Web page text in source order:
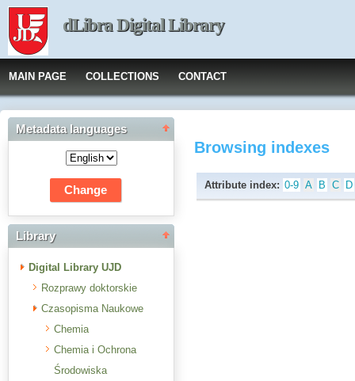
dLibra Digital Library
MAIN PAGE COLLECTIONS CONTACT
Metadata languages
Library
Digital Library UJD
Rozprawy doktorskie
Czasopisma Naukowe
Chemia
Chemia i Ochrona
Środowiska
Browsing indexes
Attribute index: 0-9 A B C D